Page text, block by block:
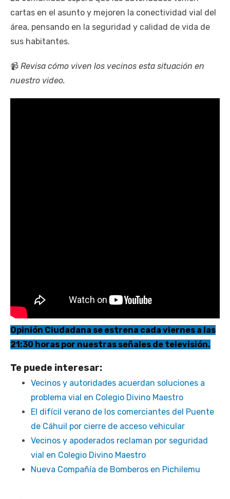
cartas en el asunto y mejoren la conectividad vial del
área, pensando en la seguridad y calidad de vida de
sus habitantes.
📹 Revisa cómo viven los vecinos esta situación en
nuestro video.
Opinión Ciudadana se estrena cada viernes a las
21:30 horas por nuestras señales de televisión.
Te puede interesar:
Vecinos y autoridades acuerdan soluciones a
problema vial en Colegio Divino Maestro
El difícil verano de los comerciantes del Puente
de Cáhuil por cierre de acceso vehicular
Vecinos y apoderados reclaman por seguridad
vial en Colegio Divino Maestro
Nueva Compañía de Bomberos en Pichilemu